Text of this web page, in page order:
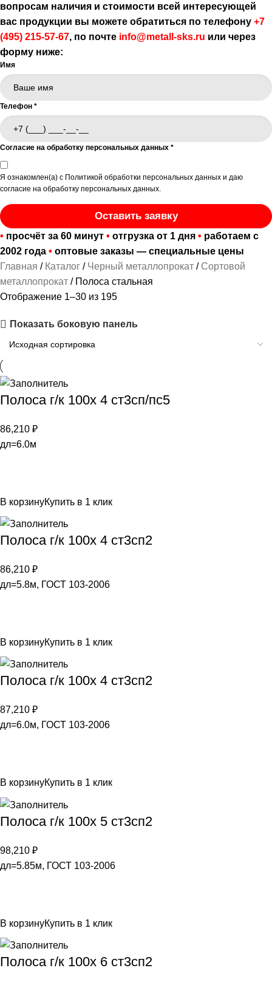
вопросам наличия и стоимости всей интересующей
вас продукции вы можете обратиться по телефону +7
(495) 215-57-67, по почте info@metall-sks.ru или через
форму ниже:
Имя
Телефон *
Согласие на обработку персональных данных *
Я ознакомлен(а) с Политикой обработки персональных данных и даю
согласие на обработку персональных данных
Оставить заявку
• просчёт за 60 минут • отгрузка от 1 дня • работаем с
2002 года • оптовые заказы — специальные цены
Главная
Каталог Черный металлопрокат
Сортовой
металлопрокат
Полоса стальная
Отображение 1–30 из 195
Показать боковую панель
Полоса г/к 100х 4 ст3сп/пс5
86,210 ₽
дл=6.0м
В корзинуКупить в 1 клик
Полоса г/к 100х 4 ст3сп2
86,210 ₽
дл=5.8м, ГОСТ 103-2006
В корзинуКупить в 1 клик
Полоса г/к 100х 4 ст3сп2
87,210 ₽
дл=6.0м, ГОСТ 103-2006
В корзинуКупить в 1 клик
Полоса г/к 100х 5 ст3сп2
98,210 ₽
дл=5.85м, ГОСТ 103-2006
В корзинуКупить в 1 клик
Полоса г/к 100х 6 ст3сп2